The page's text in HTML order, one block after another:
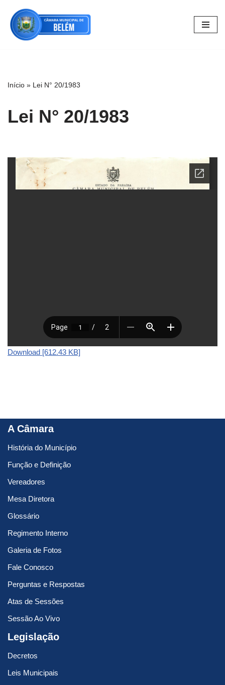
Pular
para
Início » Lei N° 20/1983
Lei N° 20/1983
Download [612.43 KB]
A Câmara
História do Município
Função e Definição
Vereadores
Mesa Diretora
Glossário
Regimento Interno
Galeria de Fotos
Fale Conosco
Perguntas e Respostas
Atas de Sessões
Sessão Ao Vivo
Legislação
Decretos
Leis Municipais